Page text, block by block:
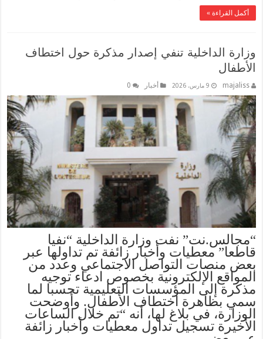
أكمل القراءة »
وزارة الداخلية تنفي إصدار مذكرة حول اختطاف
الأطفال
majaliss 9 مارس، 2026 أخبار 0
“مجالس.نت” نفت وزارة الداخلية “نفيا
قاطعا” معطيات وأخبار زائفة تم تداولها عبر
بعض منصات التواصل الاجتماعي وعدد من
المواقع الإلكترونية بخصوص ادعاء توجيه
مذكرة إلى المؤسسات التعليمية تحسبا لما
سمي بظاهرة اختطاف الأطفال. وأوضحت
الوزارة، في بلاغ لها، أنه “تم خلال الساعات
الأخيرة تسجيل تداول معطيات وأخبار زائفة